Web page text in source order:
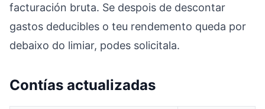
facturación bruta. Se despois de descontar
gastos deducibles o teu rendemento queda por
debaixo do limiar, podes solicitala.
Contías actualizadas